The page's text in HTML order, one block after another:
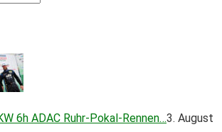
6h ADAC Ruhr-Pokal-Rennen…3. August